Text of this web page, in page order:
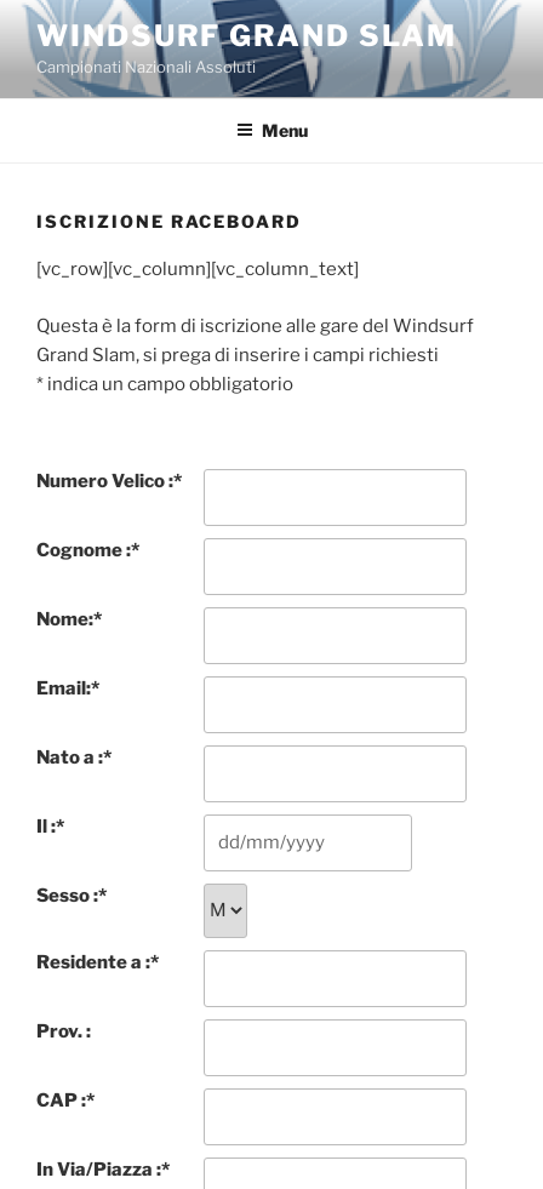
Salta
contenuto
WINDSURF GRAND SLAM
Campionati Nazionali Assoluti
Menu
ISCRIZIONE RACEBOARD
[vc_row][vc_column][vc_column_text]
Questa è la form di iscrizione alle gare del Windsurf
Grand Slam, si prega di inserire i campi richiesti
* indica un campo obbligatorio
Numero Velico :*
Cognome :*
Nome:*
Email:*
Nato a :*
Il :*
Sesso :*
Residente a :*
Prov. :
CAP :*
In Via/Piazza :*